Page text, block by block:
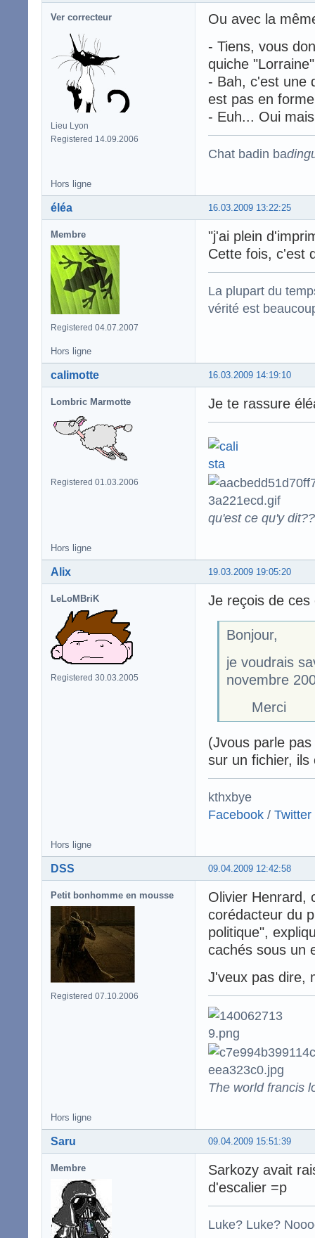
Ver correcteur
Lieu Lyon
Registered 14.09.2006
Ou avec la
- Tiens, vous
quiche
- Bah, c'est une
est pas en
- Euh... Oui
Chat badin ba
Hors ligne
16.03.2009 13:22:25
éléa
Membre
Registered 04.07.2007
"j'ai plein
Cette fois, c'est
La plupart du
vérité est
Hors ligne
16.03.2009 14:19:10
calimotte
Lombric Marmotte
Registered 01.03.2006
Je te rassure
qu'est ce qu'y
Hors ligne
19.03.2009 19:05:20
Alix
LeLoMBriK
Registered 30.03.2005
Je reçois de
Bonjour,
je voudrais
novembre
Merci
(Jvous parle
sur un fichier, ils
kthxbye
Facebook / Twitter
Hors ligne
09.04.2009 12:42:58
DSS
Petit bonhomme en mousse
Registered 07.10.2006
Olivier Henrard,
corédacteur du
politique",
cachés sous un
J'veux pas dire,
The world francis
Hors ligne
09.04.2009 15:51:39
Saru
Membre
Sarkozy avait
d'escalier =p
Luke? Luke?